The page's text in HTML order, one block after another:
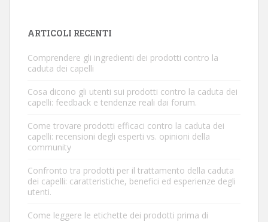
ARTICOLI RECENTI
Comprendere gli ingredienti dei prodotti contro la
caduta dei capelli
Cosa dicono gli utenti sui prodotti contro la caduta dei
capelli: feedback e tendenze reali dai forum.
Come trovare prodotti efficaci contro la caduta dei
capelli: recensioni degli esperti vs. opinioni della
community
Confronto tra prodotti per il trattamento della caduta
dei capelli: caratteristiche, benefici ed esperienze degli
utenti.
Come leggere le etichette dei prodotti prima di